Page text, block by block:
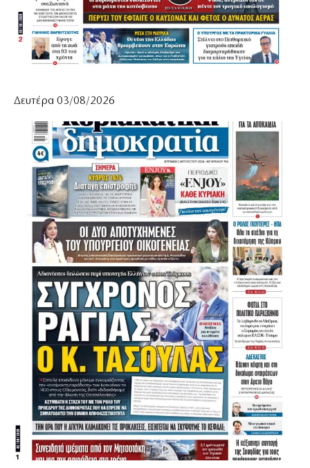
Δευτέρα 03/08/2026